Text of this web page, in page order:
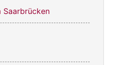
Saarbrücken